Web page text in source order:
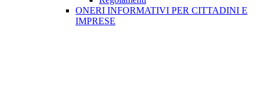
ONERI INFORMATIVI PER CITTADINI E
IMPRESE